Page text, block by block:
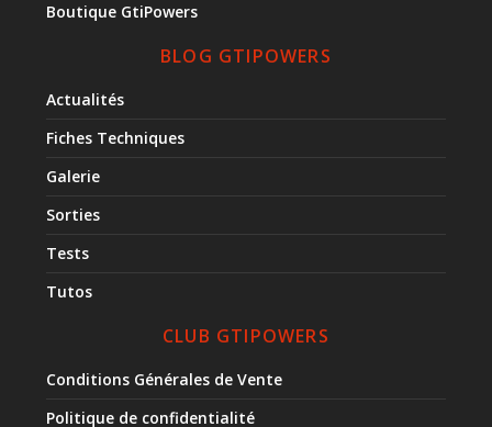
Boutique GtiPowers
BLOG GTIPOWERS
Actualités
Fiches Techniques
Galerie
Sorties
Tests
Tutos
CLUB GTIPOWERS
Conditions Générales de Vente
Politique de confidentialité